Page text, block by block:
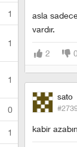
1
1
1
0
1
asla
vardır.
2 0
sato
kabir